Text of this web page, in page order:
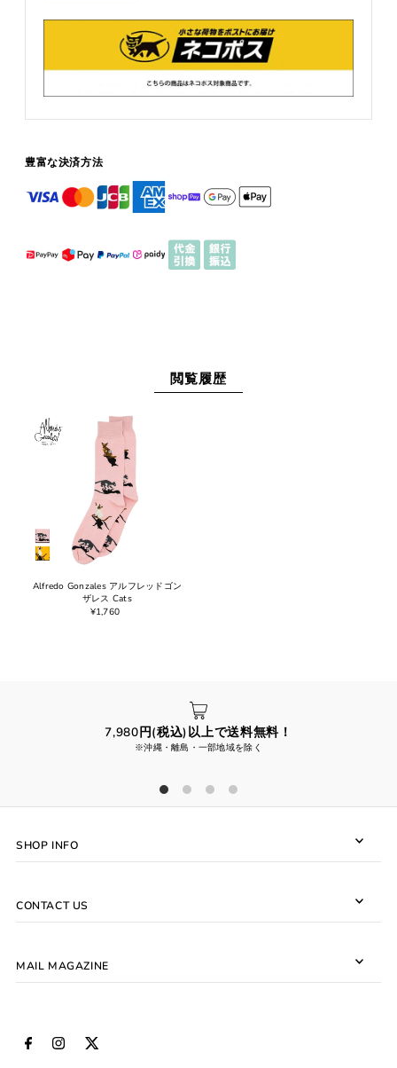
豊富な決済方法
閲覧履歴
Alfredo Gonzales アルフレッドゴン
ザレス Cats
¥1,760
7,980円(税込)以上で送料無料！
※沖縄・離島・一部地域を除く
SHOP INFO
CONTACT US
MAIL MAGAZINE